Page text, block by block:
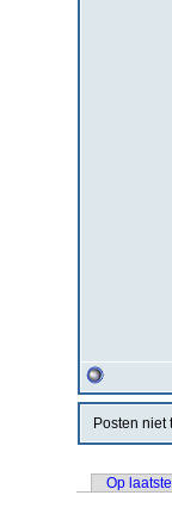
Posten niet
Op